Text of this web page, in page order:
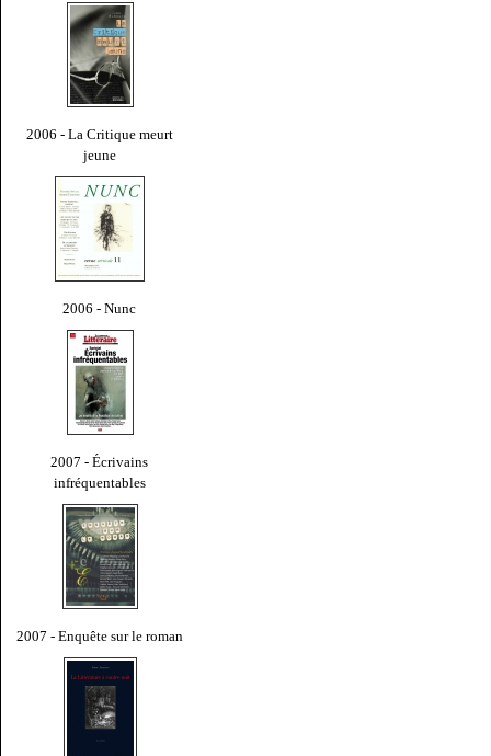
2006 - La Critique meurt
jeune
2006 - Nunc
2007 - Écrivains
infréquentables
2007 - Enquête sur le roman